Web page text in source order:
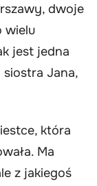
dwoje
wielu
jest jedna
Jana,
która
Ma
z jakiegoś